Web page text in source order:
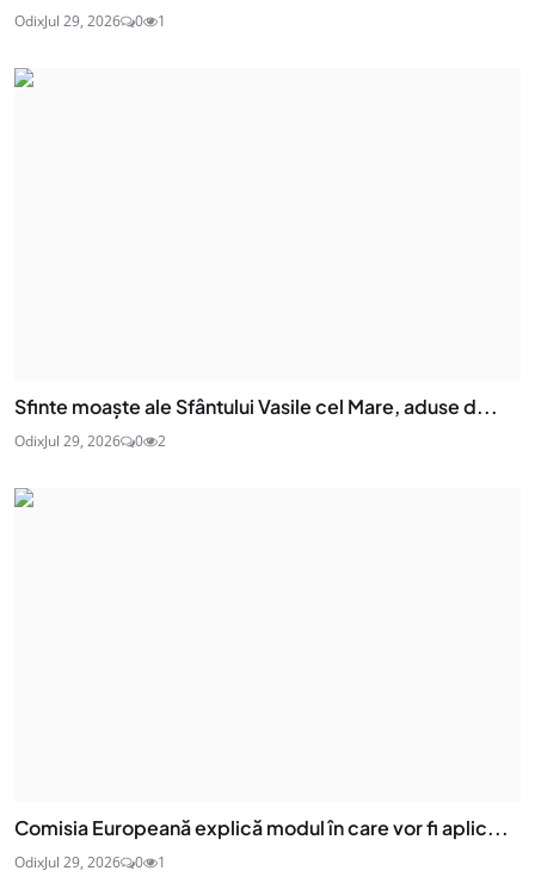
OdixJul 29, 2026 0 1
Sfinte moaşte ale Sfântului Vasile cel Mare, aduse d...
OdixJul 29, 2026 0 2
Comisia Europeană explică modul în care vor fi aplic...
OdixJul 29, 2026 0 1